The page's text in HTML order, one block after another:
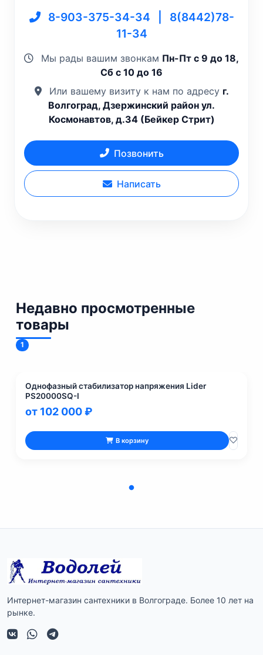
8-903-375-34-34
8(8442)78-
11-34
Мы рады вашим звонкам Пн-Пт с 9 до 18,
Сб с 10 до 16
Или вашему визиту к нам по адресу г.
Волгоград, Дзержинский район ул.
Космонавтов, д.34 (Бейкер Стрит)
Позвонить
Написать
Недавно просмотренные
товары
1
Однофазный стабилизатор напряжения Lider
PS20000SQ-I
от 102 000 ₽
В корзину
Интернет-магазин сантехники в Волгограде. Более 10 лет на
рынке.